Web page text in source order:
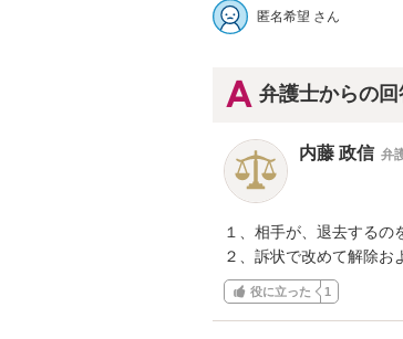
匿名希望 さん
弁護士からの
内藤 政信 弁
１、相手が、退去するの
２、訴状で改めて解除お
役に立った 1